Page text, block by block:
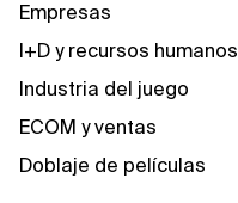
Empresas
I+D y recursos humanos
Industria del juego
ECOM y ventas
Doblaje de películas